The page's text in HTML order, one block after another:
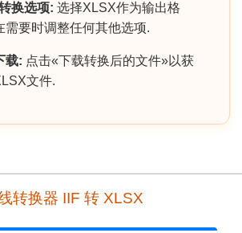
换选项: 选择XLSX作为输出格
需要时调整任何其他选项.
载: 点击«下载转换后的文件»以获
文件.
转换器 IIF 转 XLSX